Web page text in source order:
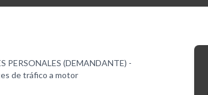
PERSONALES (DEMANDANTE) -
de tráfico a motor